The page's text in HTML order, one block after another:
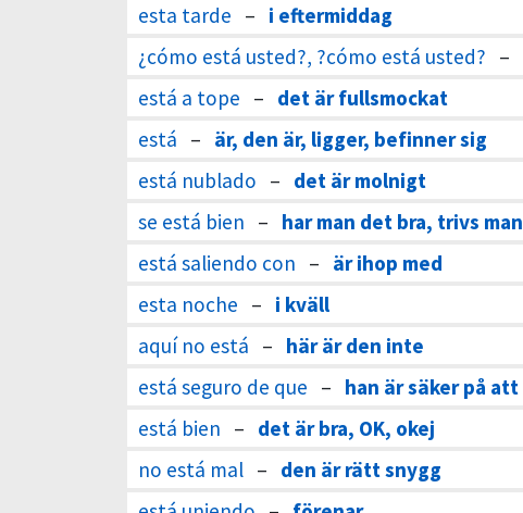
esta tarde – i eftermiddag
¿cómo está usted?, ?cómo está usted? –
está a tope – det är fullsmockat
está – är, den är, ligger, befinner sig
está nublado – det är molnigt
se está bien – har man det bra, trivs man
está saliendo con – är ihop med
esta noche – i kväll
aquí no está – här är den inte
está seguro de que – han är säker på att
está bien – det är bra, OK, okej
no está mal – den är rätt snygg